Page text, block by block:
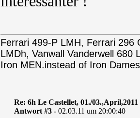
Ferrari 499-P LMH, Ferrari 296
LMDh, Vanwall Vanderwell
Iron MEN.instead of Iron
Re: 6h Le Castellet, 01./03.,April,2011
Antwort #3 - 02.03.11 um 20:00:40